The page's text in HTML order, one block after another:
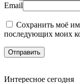
Email
Сохранить моё
последующих моих
Интересное сегодня